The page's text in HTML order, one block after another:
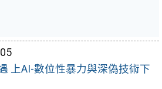
遇 上AI-數位性暴力與深偽技術下